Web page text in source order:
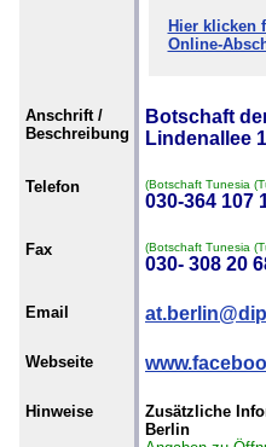
Hier klicken
Online-
Anschrift /
Beschreibung
Botschaft
Lindenallee
Telefon (Botschaft Tunesia
030-364 107
Fax (Botschaft Tunesia
030- 308 20
Email
Webseite
Hinweise
Zusätzliche
Berlin